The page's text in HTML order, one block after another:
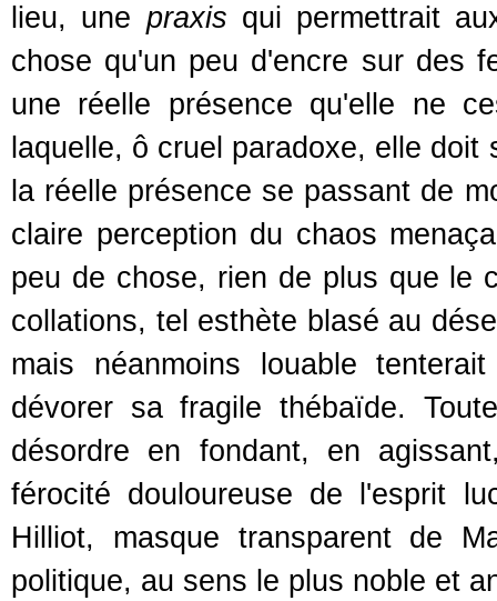
lieu, une praxis qui permettrait
chose qu'un peu d'encre sur des
une réelle présence qu'elle ne
laquelle, ô cruel paradoxe, elle
la réelle présence se passant de
claire perception du chaos
peu de chose, rien de plus que le
collations, tel esthète blasé au
mais néanmoins louable
dévorer sa fragile thébaïde.
désordre en fondant, en
férocité douloureuse de l'esprit
Hilliot, masque transparent de
politique, au sens le plus noble et